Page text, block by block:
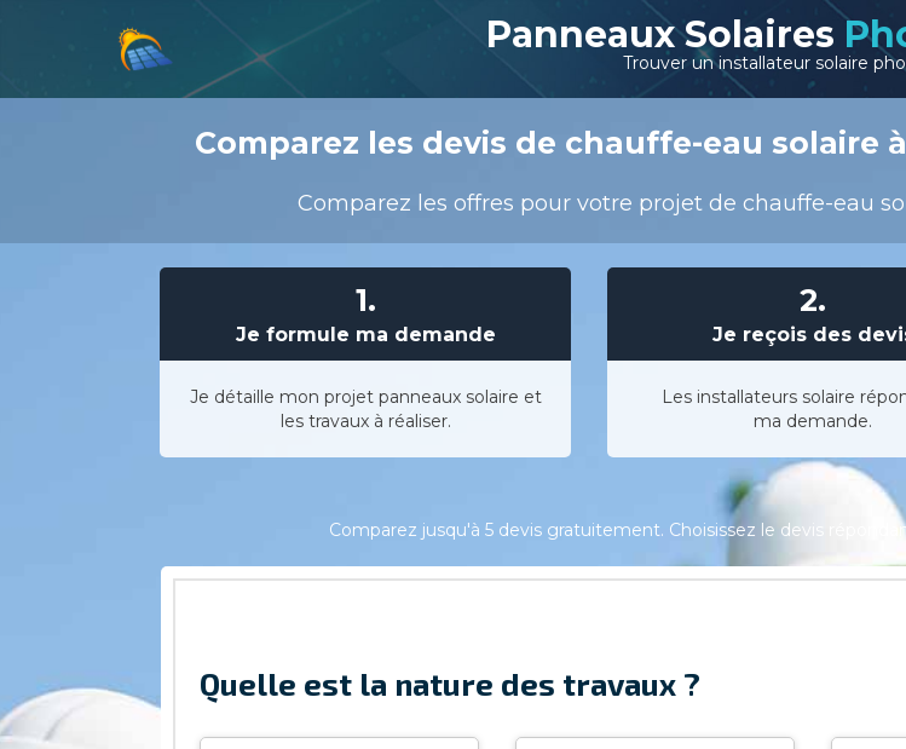
Panneaux Solaires
Trouver un installateur solaire
Comparez les devis de chauffe-eau solaire
Comparez les offres pour votre projet de chauffe-eau
1.
Je formule ma demande
Je détaille mon projet panneaux solaire et
les travaux à réaliser.
2.
Je reçois des
Les installateurs solaire
ma demande.
Comparez jusqu'à 5 devis gratuitement. Choisissez le devis